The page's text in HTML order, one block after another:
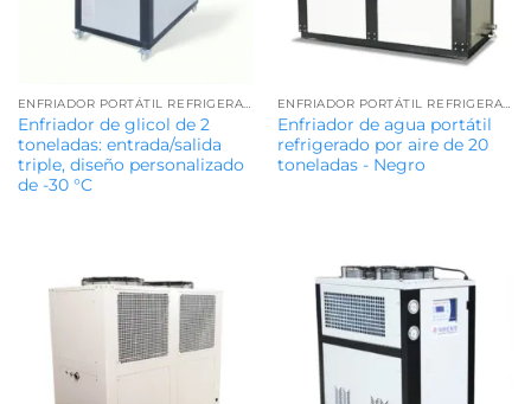
ENFRIADOR PORTÁTIL REFRIGERADO POR AIRE
Enfriador de glicol de 2
toneladas: entrada/salida
triple, diseño personalizado
de -30 °C
ENFRIADOR PORTÁTIL REFRIGERADO POR AIRE
Enfriador de agua portátil
refrigerado por aire de 20
toneladas - Negro